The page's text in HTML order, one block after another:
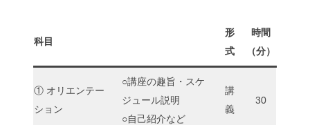
科目
形
式
時間
（分）
① オリエンテー
ション
○講座の趣旨・スケ
ジュール説明
○自己紹介など
講
義
30